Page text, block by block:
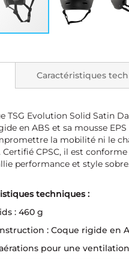
TSG Evolution Solid Satin
en ABS et sa mousse
la mobilité ni le
Certifié CPSC, il est
performance et style
techniques :
: 460 g
: Coque rigide en
pour une
Caractéristiques